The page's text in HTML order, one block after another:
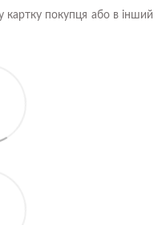
картку покупця або в інший